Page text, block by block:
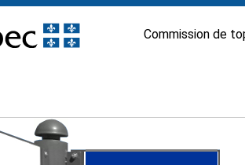
Commission de